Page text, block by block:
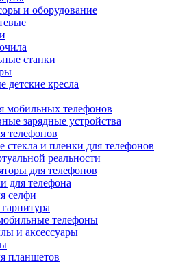
и оборудование
станки
детские кресла
мобильных телефонов
зарядные устройства
телефонов
стекла и пленки для телефонов
реальности
для телефонов
для телефона
селфи
телефоны
и аксессуары
планшетов